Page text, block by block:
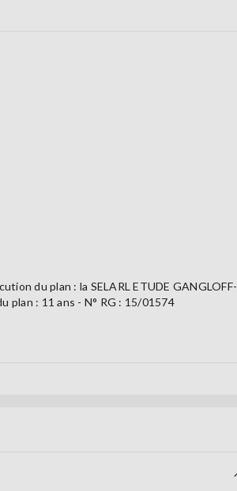
du plan : la SELARL ETUDE GANGLOFF-
plan : 11 ans - N° RG : 15/01574